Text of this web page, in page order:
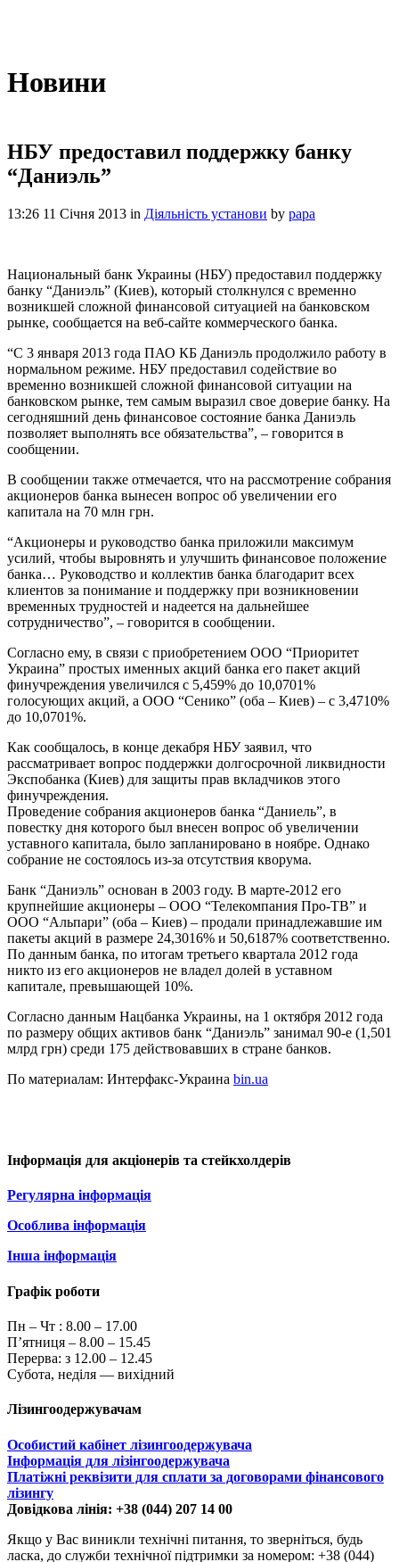
Новини
НБУ предоставил поддержку банку
“Даниэль”
13:26 11 Січня 2013 in Діяльність установи by papa
Национальный банк Украины (НБУ) предоставил поддержку
банку “Даниэль” (Киев), который столкнулся с временно
возникшей сложной финансовой ситуацией на банковском
рынке, сообщается на веб-сайте коммерческого банка.
“С 3 января 2013 года ПАО КБ Даниэль продолжило работу в
нормальном режиме. НБУ предоставил содействие во
временно возникшей сложной финансовой ситуации на
банковском рынке, тем самым выразил свое доверие банку. На
сегодняшний день финансовое состояние банка Даниэль
позволяет выполнять все обязательства”, – говорится в
сообщении.
В сообщении также отмечается, что на рассмотрение собрания
акционеров банка вынесен вопрос об увеличении его
капитала на 70 млн грн.
“Акционеры и руководство банка приложили максимум
усилий, чтобы выровнять и улучшить финансовое положение
банка… Руководство и коллектив банка благодарит всех
клиентов за понимание и поддержку при возникновении
временных трудностей и надеется на дальнейшее
сотрудничество”, – говорится в сообщении.
Согласно ему, в связи с приобретением ООО “Приоритет
Украина” простых именных акций банка его пакет акций
финучреждения увеличился с 5,459% до 10,0701%
голосующих акций, а ООО “Сенико” (оба – Киев) – с 3,4710%
до 10,0701%.
Как сообщалось, в конце декабря НБУ заявил, что
рассматривает вопрос поддержки долгосрочной ликвидности
Экспобанка (Киев) для защиты прав вкладчиков этого
финучреждения.
Проведение собрания акционеров банка “Даниель”, в
повестку дня которого был внесен вопрос об увеличении
уставного капитала, было запланировано в ноябре. Однако
собрание не состоялось из-за отсутствия кворума.
Банк “Даниэль” основан в 2003 году. В марте-2012 его
крупнейшие акционеры – ООО “Телекомпания Про-ТВ” и
ООО “Альпари” (оба – Киев) – продали принадлежавшие им
пакеты акций в размере 24,3016% и 50,6187% соответственно.
По данным банка, по итогам третьего квартала 2012 года
никто из его акционеров не владел долей в уставном
капитале, превышающей 10%.
Согласно данным Нацбанка Украины, на 1 октября 2012 года
по размеру общих активов банк “Даниэль” занимал 90-е (1,501
млрд грн) среди 175 действовавших в стране банков.
По материалам: Интерфакс-Украина bin.ua
Інформація для акціонерів та стейкхолдерів
Регулярна інформація
Особлива інформація
Інша інформація
Графік роботи
Пн – Чт : 8.00 – 17.00
П’ятниця – 8.00 – 15.45
Перерва: з 12.00 – 12.45
Субота, неділя — вихідний
Лізингоодержувачам
Особистий кабінет лізингоодержувача
Інформація для лізінгоодержувача
Платіжні реквізити для сплати за договорами фінансового
лізингу
Довідкова лінія: +38 (044) 207 14 00
Якщо у Вас виникли технічні питання, то зверніться, будь
ласка, до служби технічної підтримки за номером: +38 (044)